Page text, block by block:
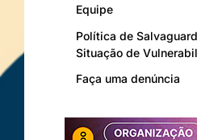
Equipe
Política de
Situação de
Faça uma denúncia